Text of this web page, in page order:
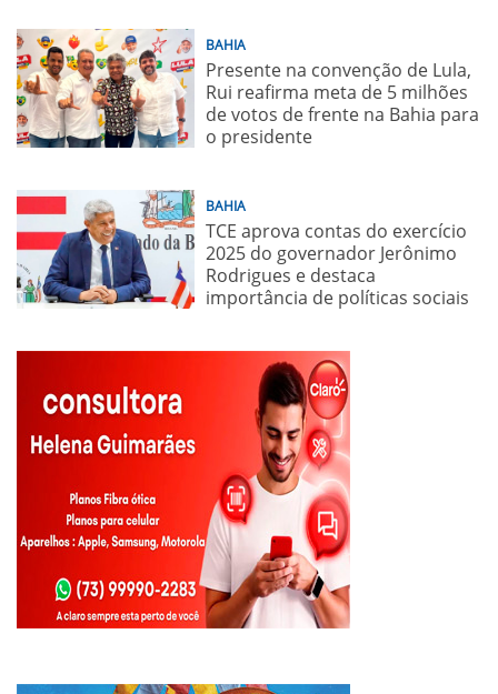
BAHIA
Presente na convenção de Lula,
Rui reafirma meta de 5 milhões
de votos de frente na Bahia para
o presidente
BAHIA
TCE aprova contas do exercício
2025 do governador Jerônimo
Rodrigues e destaca
importância de políticas sociais